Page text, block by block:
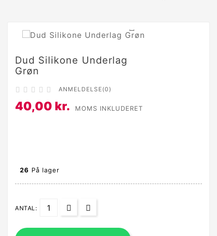

Dud Silikone Underlag
Grøn
     ANMELDELSE(0)
40,00 kr. MOMS INKLUDERET
26 På lager
ANTAL: